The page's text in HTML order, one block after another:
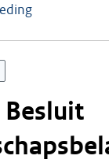
Besluit